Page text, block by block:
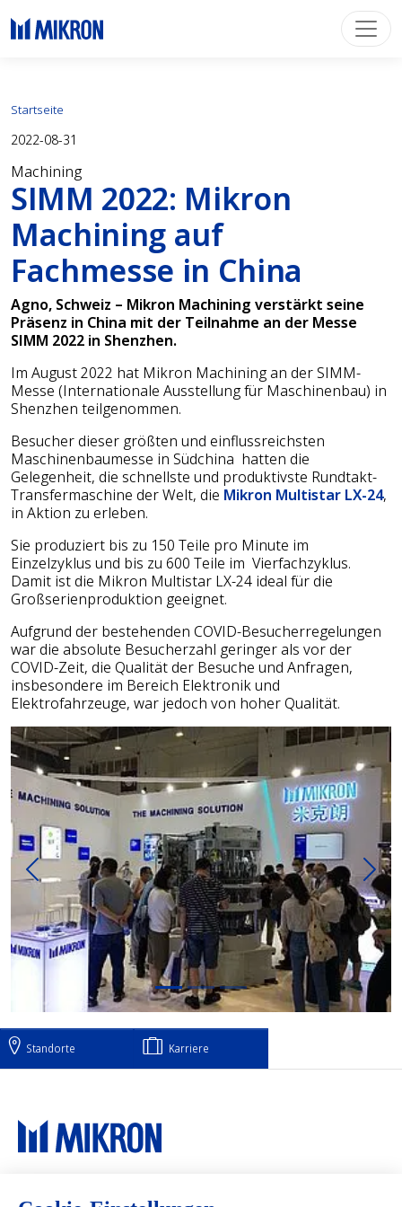
Startseite
2022-08-31
Machining
SIMM 2022: Mikron
Machining auf
Fachmesse in China
Agno, Schweiz – Mikron Machining verstärkt seine
Präsenz in China mit der Teilnahme an der Messe
SIMM 2022 in Shenzhen.
Im August 2022 hat Mikron Machining an der SIMM-
Messe (Internationale Ausstellung für Maschinenbau) in
Shenzhen teilgenommen.
Besucher dieser größten und einflussreichsten
Maschinenbaumesse in Südchina hatten die
Gelegenheit, die schnellste und produktivste Rundtakt-
Transfermaschine der Welt, die Mikron Multistar LX-24,
in Aktion zu erleben.
Sie produziert bis zu 150 Teile pro Minute im
Einzelzyklus und bis zu 600 Teile im Vierfachzyklus.
Damit ist die Mikron Multistar LX-24 ideal für die
Großserienproduktion geeignet.
Aufgrund der bestehenden COVID-Besucherregelungen
war die absolute Besucherzahl geringer als vor der
COVID-Zeit, die Qualität der Besuche und Anfragen,
insbesondere im Bereich Elektronik und
Elektrofahrzeuge, war jedoch von hoher Qualität.
Previous Next
Standorte Karriere